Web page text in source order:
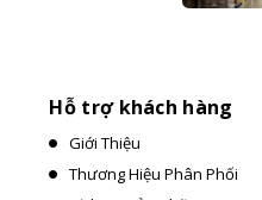
Hỗ trợ khách hàng
Giới Thiệu
Thương Hiệu Phân Phối